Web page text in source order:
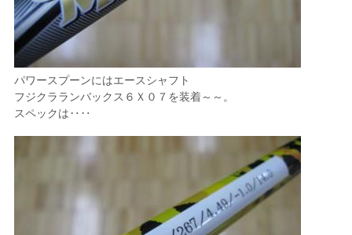
パワースプーンにはエースシャフト
フジクラランバックス６Ｘ０７を装着～～。
スペックは‥‥